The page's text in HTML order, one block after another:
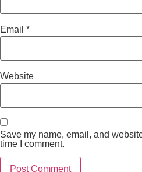
Email *
Website
Save my name, email, and
time I comment.